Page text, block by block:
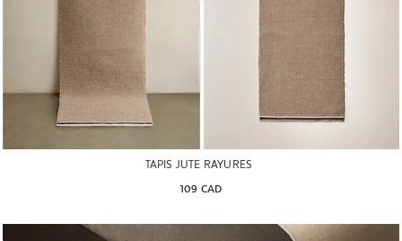
TAPIS JUTE RAYURES
109 CAD